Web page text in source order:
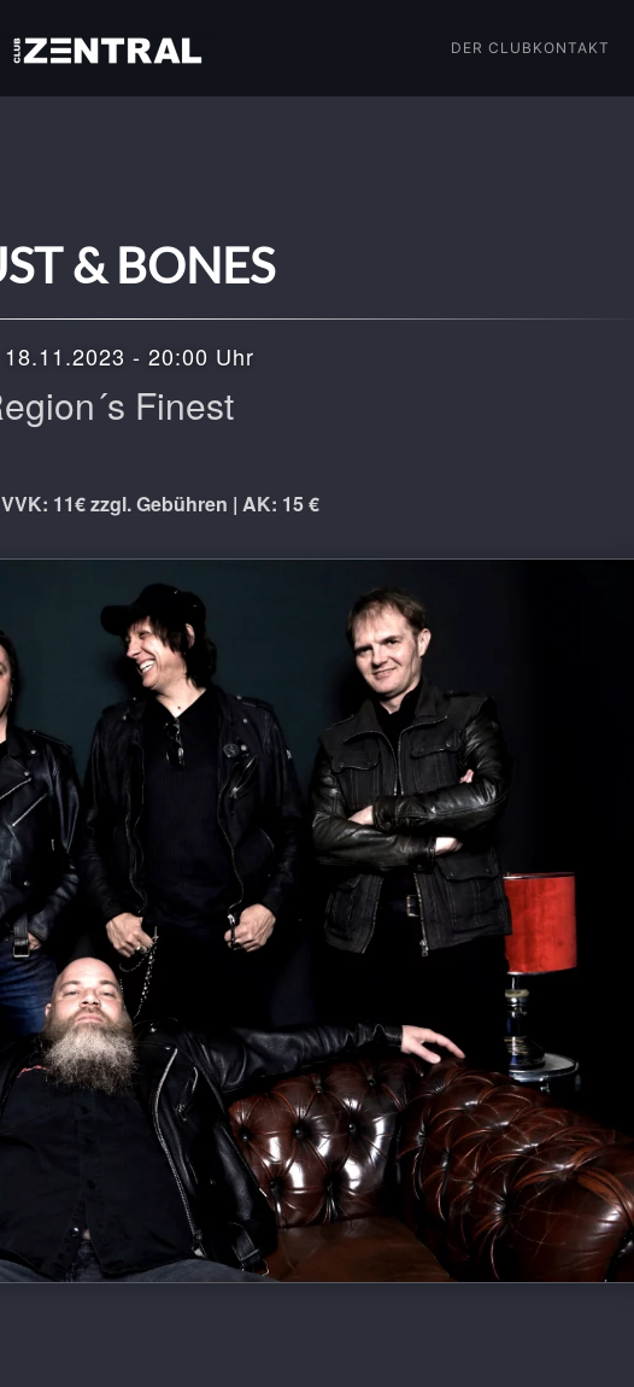
DER CLUB KONTAKT
& BONES
- 20:00 Uhr
Finest
VVK: 11€ zzgl. Gebühren | AK: 15 €